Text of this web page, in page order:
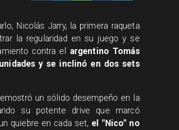
Nicolás Jarry, la primera raqueta
la regularidad en su juego y se
contra el
argentino Tomás
y se inclinó en dos sets
un sólido desempeño en la
su potente drive que marcó
quiebre en cada set, el "Nico" no